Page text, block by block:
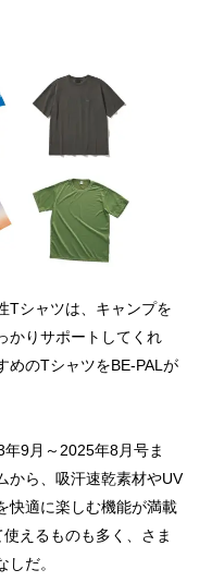
Tシャツは、キャンプを
かりサポートしてくれ
めのTシャツをBE-PALが
9月～2025年8月号ま
から、吸汗速乾素材やUV
快適に楽しむ機能が満載
えるものも多く、さま
だ。